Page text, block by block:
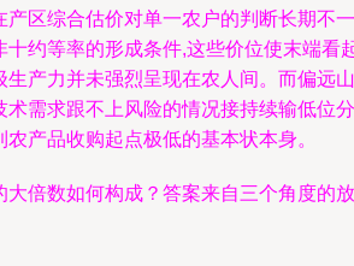
产区综合估价对单一农户的判断长期不一
十约等率的形成条件,这些价位使末端看
生产力并未强烈呈现在农人间。而偏远山
术需求跟不上风险的情况接持续输低位分
产品收购起点极低的基本状本身。
大倍数如何构成？答案来自三个角度的放